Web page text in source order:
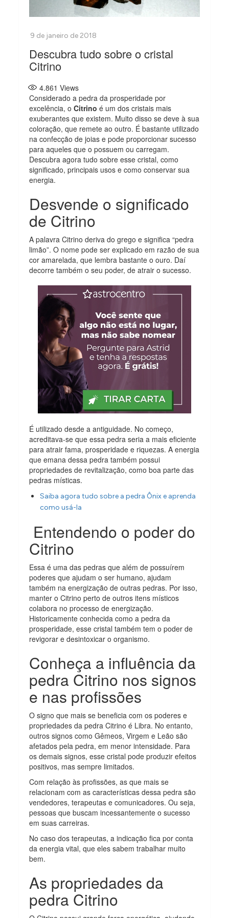
Descubra tudo sobre o cristal
Citrino
4.861 Views
Considerado a pedra da prosperidade por
excelência, oCitrino é um dos cristais mais
exuberantes que existem. Muito disso se deve à sua
coloração, que remete ao outro. É bastante utilizado
na confecção de joias e pode proporcionar sucesso
para aqueles que o possuem ou carregam.
Descubra agora tudo sobre esse cristal, como
significado, principais usos e como conservar sua
energia.
Desvende o significado
de Citrino
A palavra Citrino deriva do grego e significa “pedra
limão”. O nome pode ser explicado em razão de sua
cor amarelada, que lembra bastante o ouro. Daí
decorre também o seu poder, de atrair o sucesso.
É utilizado desde a antiguidade. No começo,
acreditava-se que essa pedra seria a mais eficiente
para atrair fama, prosperidade e riquezas. A energia
que emana dessa pedra também possui
propriedades de revitalização, como boa parte das
pedras místicas.
Saiba agora tudo sobre a pedra Ônix e aprenda
como usá-la
Entendendo o poder do
Citrino
Essa é uma das pedras que além de possuírem
poderes que ajudam o ser humano, ajudam
também na energização de outras pedras. Por isso,
manter o Citrino perto de outros itens místicos
colabora no processo de energização.
Historicamente conhecida como a pedra da
prosperidade, esse cristal também tem o poder de
revigorar e desintoxicar o organismo.
Conheça a influência da
pedra Citrino nos signos
e nas profissões
O signo que mais se beneficia com os poderes e
propriedades da pedra Citrino é Libra. No entanto,
outros signos como Gêmeos, Virgem e Leão são
afetados pela pedra, em menor intensidade. Para
os demais signos, esse cristal pode produzir efeitos
positivos, mas sempre limitados.
Com relação às profissões, as que mais se
relacionam com as características dessa pedra são
vendedores, terapeutas e comunicadores. Ou seja,
pessoas que buscam incessantemente o sucesso
em suas carreiras.
No caso dos terapeutas, a indicação fica por conta
da energia vital, que eles sabem trabalhar muito
bem.
As propriedades da
pedra Citrino